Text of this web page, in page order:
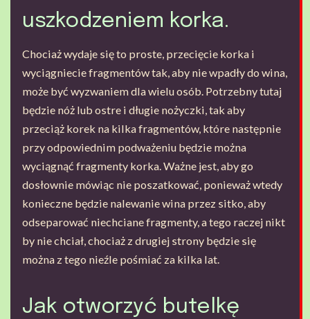
uszkodzeniem korka.
Chociaż wydaje się to proste, przecięcie korka i
wyciągniecie fragmentów tak, aby nie wpadły do wina,
może być wyzwaniem dla wielu osób. Potrzebny tutaj
będzie nóż lub ostre i długie nożyczki, tak aby
przeciąż korek na kilka fragmentów, które następnie
przy odpowiednim podważeniu będzie można
wyciągnąć fragmenty korka. Ważne jest, aby go
dosłownie mówiąc nie poszatkować, ponieważ wtedy
konieczne będzie nalewanie wina przez sitko, aby
odseparować niechciane fragmenty, a tego raczej nikt
by nie chciał, chociaż z drugiej strony będzie się
można z tego nieźle pośmiać za kilka lat.
Jak otworzyć butelkę